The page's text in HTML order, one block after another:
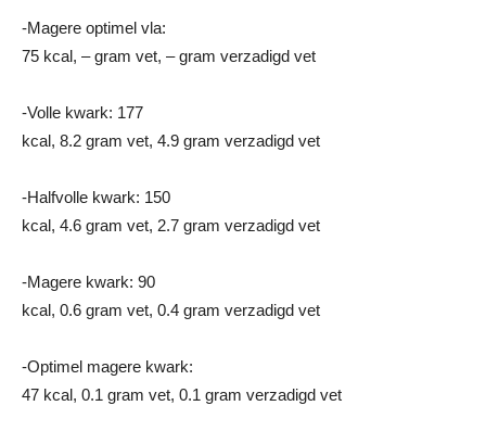
-Magere optimel vla:
75 kcal, – gram vet, – gram verzadigd vet
-Volle kwark: 177
kcal, 8.2 gram vet, 4.9 gram verzadigd vet
-Halfvolle kwark: 150
kcal, 4.6 gram vet, 2.7 gram verzadigd vet
-Magere kwark: 90
kcal, 0.6 gram vet, 0.4 gram verzadigd vet
-Optimel magere kwark:
47 kcal, 0.1 gram vet, 0.1 gram verzadigd vet